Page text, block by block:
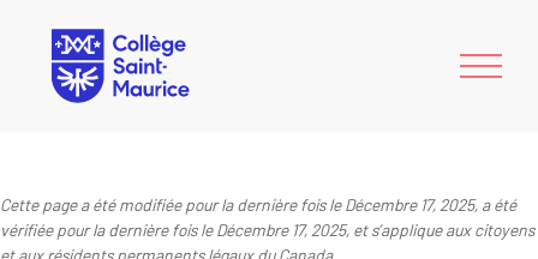
Cette page a été modifiée pour la dernière fois le Décembre 17, 2025, a été
vérifiée pour la dernière fois le Décembre 17, 2025, et s’applique aux citoyens
et aux résidents permanents légaux du Canada.